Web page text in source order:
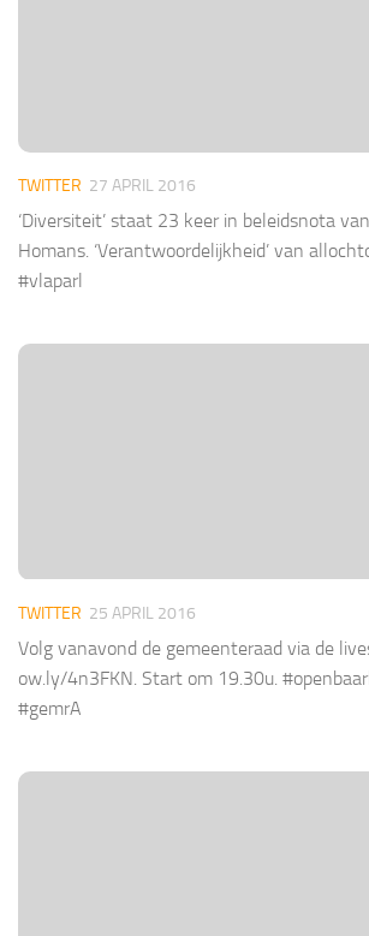
TWITTER 27 APRIL 2016
‘Diversiteit’ staat 23 keer in beleidsnota
Homans. ‘Verantwoordelijkheid’ van
#vlaparl
TWITTER 25 APRIL 2016
Volg vanavond de gemeenteraad via de
ow.ly/4n3FKN. Start om 19.30u.
#gemrA